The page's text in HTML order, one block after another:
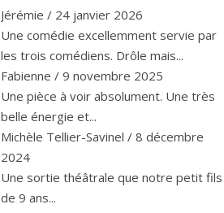
Jérémie / 24 janvier 2026
Une comédie excellemment servie par
les trois comédiens. Drôle mais...
Fabienne / 9 novembre 2025
Une pièce à voir absolument. Une très
belle énergie et...
Michèle Tellier-Savinel / 8 décembre
2024
Une sortie théâtrale que notre petit fils
de 9 ans...